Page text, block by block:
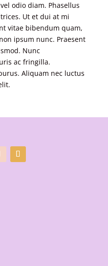
odio diam. Phasellus
Ut et dui at mi
vitae bibendum quam,
ipsum nunc. Praesent
Nunc
ac fringilla.
Aliquam nec luctus